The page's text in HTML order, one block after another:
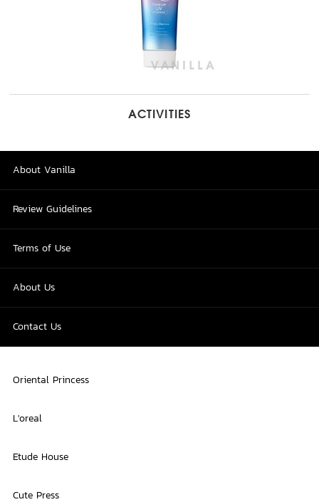
ACTIVITIES
About Vanilla
Review Guidelines
Terms of Use
About Us
Contact Us
Oriental Princess
L'oreal
Etude House
Cute Press